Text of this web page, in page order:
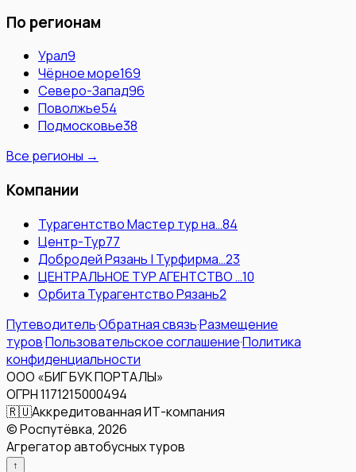
По регионам
Урал9
Чёрное море169
Северо-Запад96
Поволжье54
Подмосковье38
Все регионы →
Компании
Турагентство Мастер тур на…84
Центр-Тур77
Добродей Рязань | Турфирма…23
ЦЕНТРАЛЬНОЕ ТУР АГЕНТСТВО …10
Орбита Турагентство Рязань2
Путеводитель·Обратная связь·Размещение
туров·Пользовательское соглашение·Политика
конфиденциальности
ООО «БИГ БУК ПОРТАЛЫ»
ОГРН 1171215000494
🇷🇺Аккредитованная ИТ-компания
© Роспутёвка, 2026
Агрегатор автобусных туров
↑